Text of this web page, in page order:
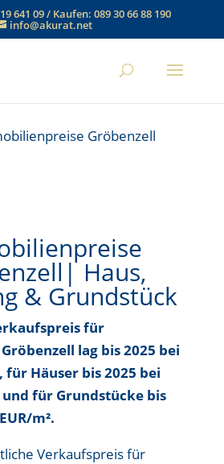
641 09/ Kaufen:089 30 66 88 190
info@akurat.net
Gröbenzell
Haus,
& Grundstück
für
lag bis2025 bei
für Häuser bis2025 bei
für Grundstücke bis
m².
Verkaufspreis für